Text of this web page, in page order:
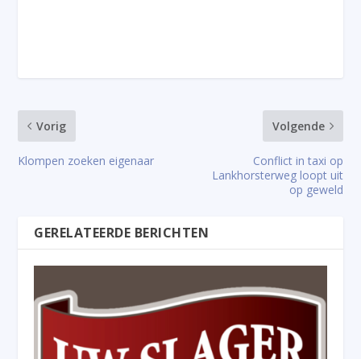
Vorig
Klompen zoeken eigenaar
Volgende
Conflict in taxi op
Lankhorsterweg loopt uit
op geweld
GERELATEERDE BERICHTEN